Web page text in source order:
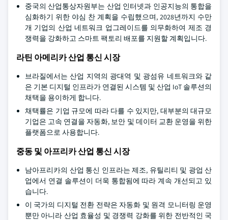
중국의 산업통상자원부는 산업 인터넷과 인공지능의 통합을
심화하기 위한 야심 찬 계획을 수립했으며, 2028년까지 수만
개 기업의 산업 네트워크 업그레이드를 의무화하여 제조 경
쟁력을 강화하고 스마트 팩토리 배포를 지원할 계획입니다.
라틴 아메리카 산업 통신 시장
브라질에서는 산업 지역의 광대역 및 광섬유 네트워크와 같
은 기본 디지털 인프라가 연결된 시스템 및 산업 IoT 솔루션의
채택을 용이하게 합니다.
채택률은 기업 규모에 따라 다를 수 있지만, 대부분의 대규모
기업은 고속 연결을 자동화, 보안 및 데이터 교환 운영을 위한
플랫폼으로 사용합니다.
중동 및 아프리카 산업 통신 시장
남아프리카의 산업 통신 인프라는 제조, 유틸리티 및 광업 산
업에서 연결 솔루션이 더욱 통합됨에 따라 계속 개선되고 있
습니다.
이 국가의 디지털 전환 전략은 자동화 및 원격 모니터링 운영
뿐만 아니라 산업 효율성 및 경쟁력 강화를 위한 전반적인 국